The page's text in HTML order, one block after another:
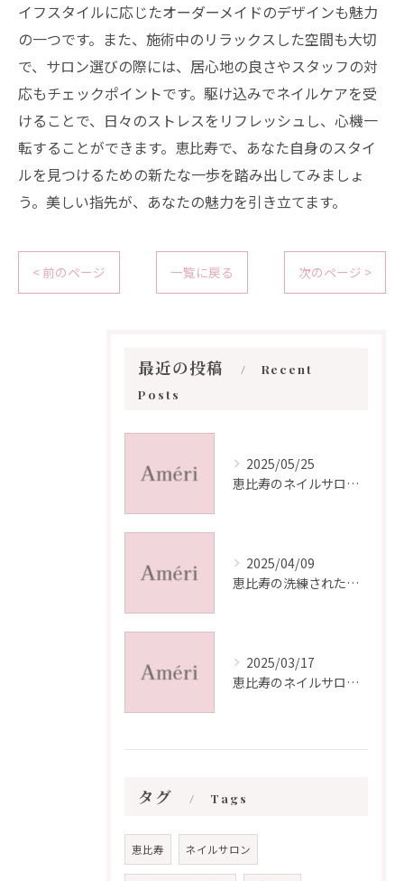
イフスタイルに応じたオーダーメイドのデザインも魅力
の一つです。また、施術中のリラックスした空間も大切
で、サロン選びの際には、居心地の良さやスタッフの対
応もチェックポイントです。駆け込みでネイルケアを受
けることで、日々のストレスをリフレッシュし、心機一
転することができます。恵比寿で、あなた自身のスタイ
ルを見つけるための新たな一歩を踏み出してみましょ
う。美しい指先が、あなたの魅力を引き立てます。
< 前のページ 一覧に戻る 次のページ >
最近の投稿
Recent
Posts
2025/05/25
恵比寿のネイルサロン選びの魅力
2025/04/09
恵比寿の洗練されたネイルデザイン
2025/03/17
恵比寿のネイルサロン体験
タグ Tags
恵比寿 ネイルサロン